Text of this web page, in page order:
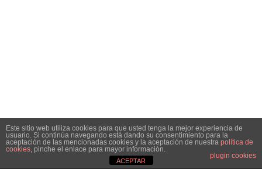
Este sitio web utiliza cookies para que usted tenga la mejor experiencia de
usuario. Si continúa navegando está dando su consentimiento para la
aceptación de las mencionadas cookies y la aceptación de nuestra política de
cookies, pinche el enlace para mayor información.
plugin cookies
ACEPTAR